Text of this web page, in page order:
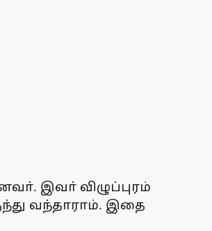
இவா் விழுப்புரம்
வந்தாராம். இதை